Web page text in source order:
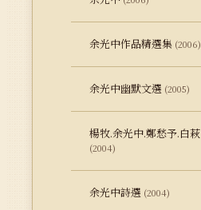
余光中作品精選集 (2006)
余光中幽默文選 (2005)
楊牧.余光中.鄭愁予.白萩
(2004)
余光中詩選 (2004)